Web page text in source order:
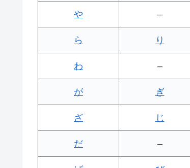
や –
ら り
わ –
が ぎ
ざ じ
だ –